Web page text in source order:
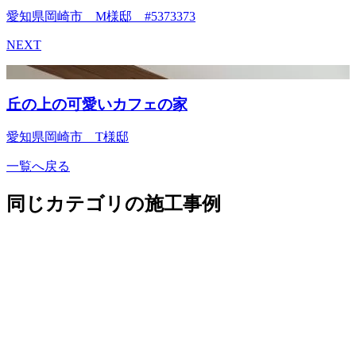
愛知県岡崎市 M様邸 #5373373
NEXT
丘の上の可愛いカフェの家
愛知県岡崎市 T様邸
一覧へ戻る
同じカテゴリの施工事例